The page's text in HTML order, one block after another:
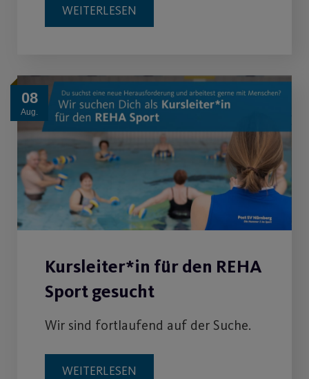
WEITERLESEN
08
Aug.
Kursleiter*in für den REHA
Sport gesucht
Wir sind fortlaufend auf der Suche.
WEITERLESEN